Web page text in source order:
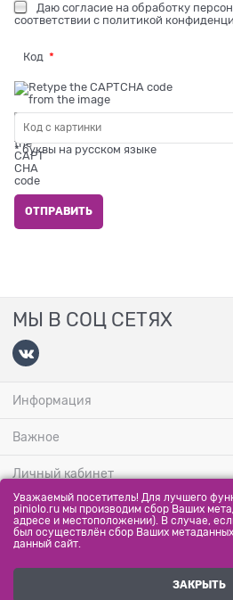
Даю согласие на обработку
соответствии с политикой
Код
* буквы на русском языке
МЫ В СОЦ СЕТЯХ
Информация
Важное
Личный кабинет
МЫ ПРИНИМАЕМ
Уважаемый посетитель! Для лучшего
piniolo.ru мы производим сбор Ваших
адресе и местоположении). В случае,
был осуществлён сбор Ваших
данный сайт.
ЗАКРЫТЬ